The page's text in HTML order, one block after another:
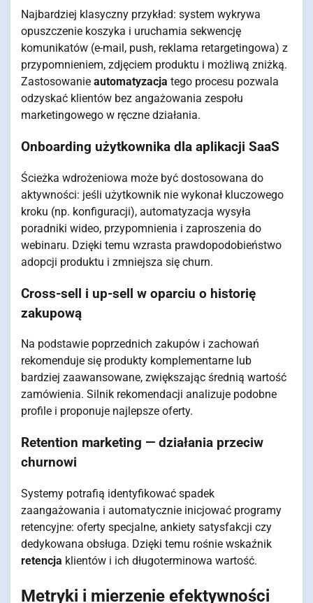
Najbardziej klasyczny przykład: system wykrywa
opuszczenie koszyka i uruchamia sekwencję
komunikatów (e-mail, push, reklama retargetingowa) z
przypomnieniem, zdjęciem produktu i możliwą zniżką.
Zastosowanie automatyzacja tego procesu pozwala
odzyskać klientów bez angażowania zespołu
marketingowego w ręczne działania.
Onboarding użytkownika dla aplikacji SaaS
Ścieżka wdrożeniowa może być dostosowana do
aktywności: jeśli użytkownik nie wykonał kluczowego
kroku (np. konfiguracji), automatyzacja wysyła
poradniki wideo, przypomnienia i zaproszenia do
webinaru. Dzięki temu wzrasta prawdopodobieństwo
adopcji produktu i zmniejsza się churn.
Cross-sell i up-sell w oparciu o historię
zakupową
Na podstawie poprzednich zakupów i zachowań
rekomenduje się produkty komplementarne lub
bardziej zaawansowane, zwiększając średnią wartość
zamówienia. Silnik rekomendacji analizuje podobne
profile i proponuje najlepsze oferty.
Retention marketing — działania przeciw
churnowi
Systemy potrafią identyfikować spadek
zaangażowania i automatycznie inicjować programy
retencyjne: oferty specjalne, ankiety satysfakcji czy
dedykowana obsługa. Dzięki temu rośnie wskaźnik
retencja klientów i ich długoterminowa wartość.
Metryki i mierzenie efektywności